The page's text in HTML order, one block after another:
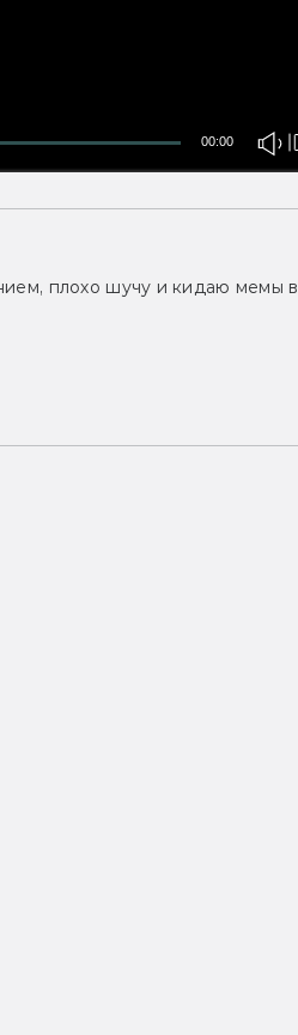
00:00
плохо шучу и кидаю мемы в